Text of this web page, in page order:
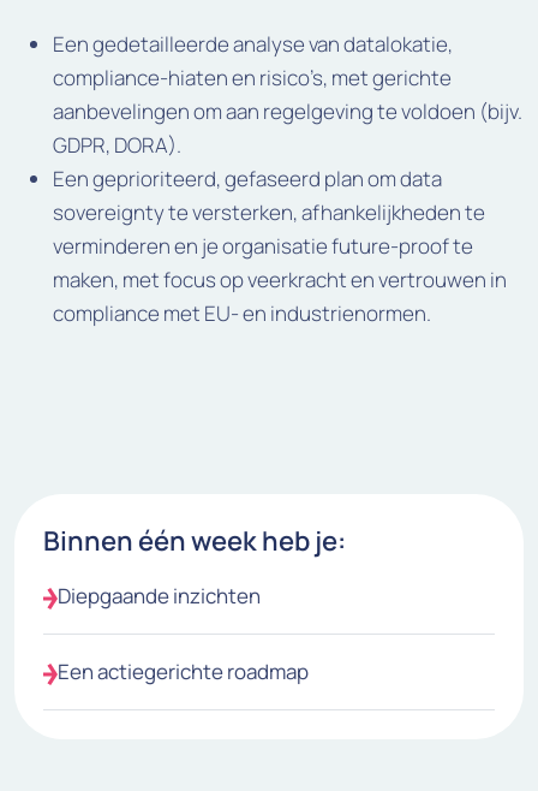
Een gedetailleerde analyse van datalokatie,
compliance-hiaten en risico’s, met gerichte
aanbevelingen om aan regelgeving te voldoen (bijv.
GDPR, DORA).
Een geprioriteerd, gefaseerd plan om data
sovereignty te versterken, afhankelijkheden te
verminderen en je organisatie future-proof te
maken, met focus op veerkracht en vertrouwen in
compliance met EU- en industrienormen.
Binnen één week heb je:
Diepgaande inzichten
Een actiegerichte roadmap